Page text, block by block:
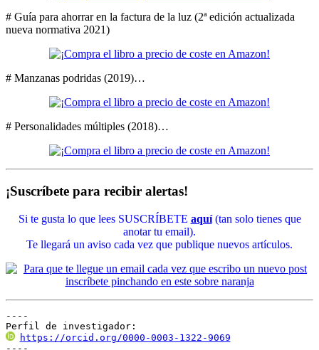
# Guía para ahorrar en la factura de la luz (2ª edición actualizada
nueva normativa 2021)
# Manzanas podridas (2019)…
# Personalidades múltiples (2018)…
¡Suscríbete para recibir alertas!
Si te gusta lo que lees SUSCRÍBETE aquí(tan solo tienes que
anotar tu email).
Te llegará un aviso cada vez que publique nuevos artículos.
----
Perfil de investigador:
https://orcid.org/0000-0003-1322-9069